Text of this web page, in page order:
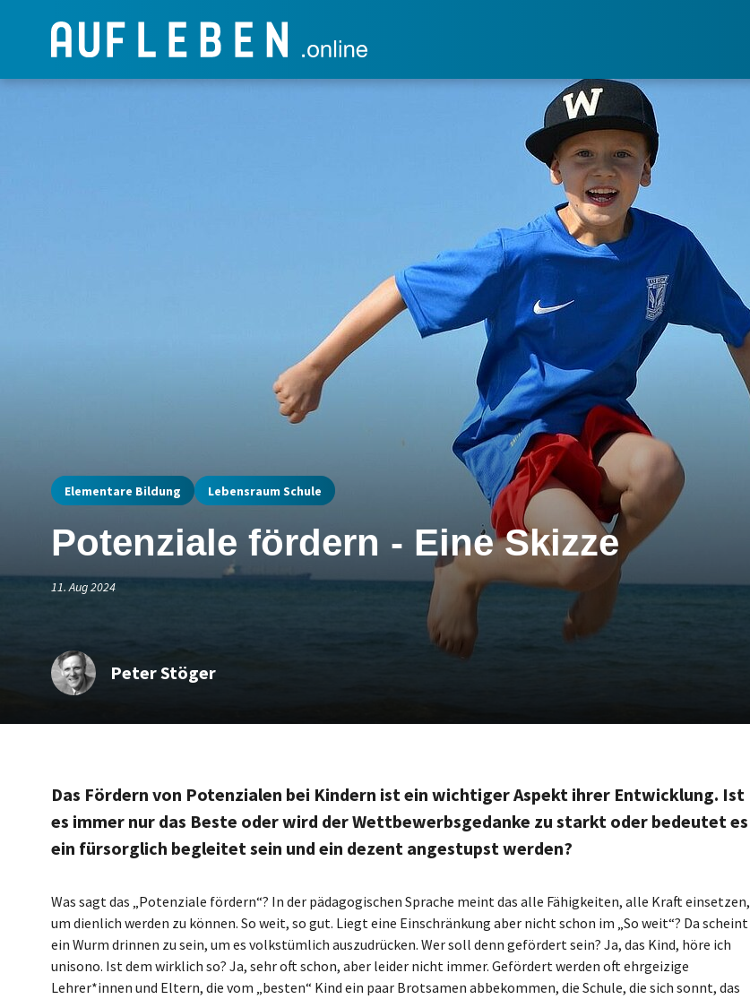
Elementare Bildung Lebensraum Schule
Potenziale fördern - Eine Skizze
11. Aug 2024
Peter Stöger
Das Fördern von Potenzialen bei Kindern ist ein wichtiger Aspekt ihrer Entwicklung. Ist
es immer nur das Beste oder wird der Wettbewerbsgedanke zu starkt oder bedeutet es
ein fürsorglich begleitet sein und ein dezent angestupst werden?
Was sagt das „Potenziale fördern“? In der pädagogischen Sprache meint das alle Fähigkeiten, alle Kraft einsetzen,
um dienlich werden zu können. So weit, so gut. Liegt eine Einschränkung aber nicht schon im „So weit“? Da scheint
ein Wurm drinnen zu sein, um es volkstümlich auszudrücken. Wer soll denn gefördert sein? Ja, das Kind, höre ich
unisono. Ist dem wirklich so? Ja, sehr oft schon, aber leider nicht immer. Gefördert werden oft ehrgeizige
Lehrer*innen und Eltern, die vom „besten“ Kind ein paar Brotsamen abbekommen, die Schule, die sich sonnt, das